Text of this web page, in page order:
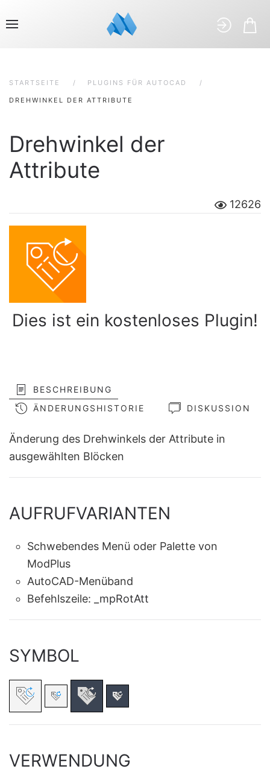
STARTSEITE PLUGINS FÜR AUTOCAD
DREHWINKEL DER ATTRIBUTE
Drehwinkel der
Attribute
12626
Dies ist ein kostenloses Plugin!
BESCHREIBUNG
ÄNDERUNGSHISTORIE
DISKUSSION
Änderung des Drehwinkels der Attribute in
ausgewählten Blöcken
AUFRUFVARIANTEN
Schwebendes Menü oder Palette von
ModPlus
AutoCAD-Menüband
Befehlszeile:
_mpRotAtt
SYMBOL
VERWENDUNG